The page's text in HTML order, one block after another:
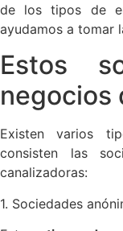
de los tipos de
ayudamos a tomar
Estos
negocios
Existen varios
consisten las
canalizadoras:
1. Sociedades